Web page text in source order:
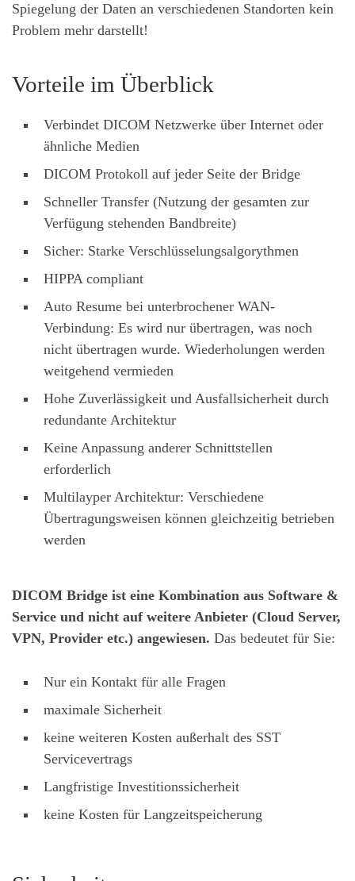
Spiegelung der Daten an verschiedenen Standorten kein
Problem mehr darstellt!
Vorteile im Überblick
Verbindet DICOM Netzwerke über Internet oder
ähnliche Medien
DICOM Protokoll auf jeder Seite der Bridge
Schneller Transfer (Nutzung der gesamten zur
Verfügung stehenden Bandbreite)
Sicher: Starke Verschlüsselungsalgorythmen
HIPPA compliant
Auto Resume bei unterbrochener WAN-
Verbindung: Es wird nur übertragen, was noch
nicht übertragen wurde. Wiederholungen werden
weitgehend vermieden
Hohe Zuverlässigkeit und Ausfallsicherheit durch
redundante Architektur
Keine Anpassung anderer Schnittstellen
erforderlich
Multilayper Architektur: Verschiedene
Übertragungsweisen können gleichzeitig betrieben
werden
DICOM Bridge ist eine Kombination aus Software &
Service und nicht auf weitere Anbieter (Cloud Server,
VPN, Provider etc.) angewiesen. Das bedeutet für Sie:
Nur ein Kontakt für alle Fragen
maximale Sicherheit
keine weiteren Kosten außerhalt des SST
Servicevertrags
Langfristige Investitionssicherheit
keine Kosten für Langzeitspeicherung